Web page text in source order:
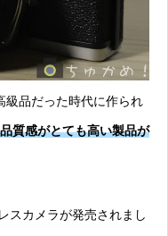
級品だった時代に作られ
質感がとても高い製品が
スカメラが発売されまし